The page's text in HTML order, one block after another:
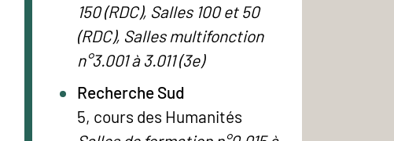
150 (RDC), Salles 100 et 50
(RDC), Salles multifonction
n°3.001 à 3.011 (3e)
Recherche Sud
5, cours des Humanités